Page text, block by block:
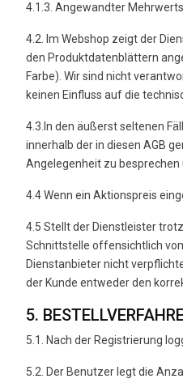
4.1.3. Angewandter
4.2. Im Webshop zeigt der
den Produktdatenblättern
Farbe). Wir sind nicht
keinen Einfluss auf die
4.3.In den äußerst seltenen
innerhalb der in diesen AGB
Angelegenheit zu besprechen
4.4 Wenn ein Aktionspreis
4.5 Stellt der Dienstleister
Schnittstelle offensichtlich
Dienstanbieter nicht
der Kunde entweder den
5.
5.1. Nach der Registrierung
5.2. Der Benutzer legt die